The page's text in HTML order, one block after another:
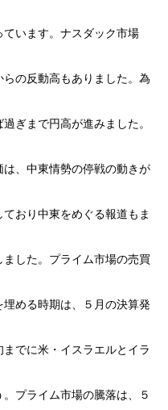
います。ナスダック市場
の反動高もありました。為
ぎまで円高が進みました。
、中東情勢の停戦の動きが
おり中東をめぐる報道もま
した。プライム市場の売買
める時期は、５月の決算発
でに米・イスラエルとイラ
プライム市場の騰落は、５